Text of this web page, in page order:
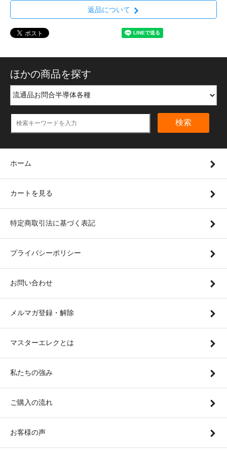
返品について
ほかの商品を探す
検索
ホーム
カートを見る
特定商取引法に基づく表記
プライバシーポリシー
お問い合わせ
メルマガ登録・解除
マスターエレクとは
私たちの強み
ご購入の流れ
お客様の声